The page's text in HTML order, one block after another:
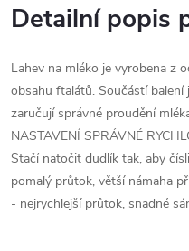
Detailní popis
Lahev na mléko je vyrobena z
obsahu ftalátů. Součástí
zaručují správné proudění
NASTAVENÍ SPRÁVNÉ
Stačí natočit dudlík tak, aby
pomalý průtok, větší námaha
- nejrychlejší průtok, snadné